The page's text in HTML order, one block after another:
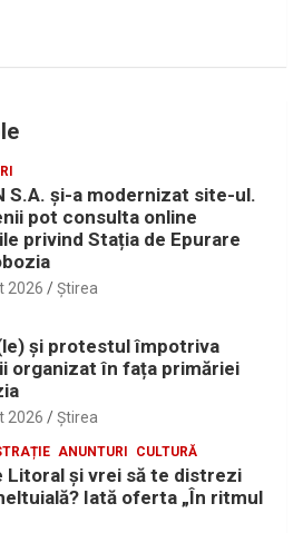
S.A. și-a modernizat site-ul.
pot consulta online
privind Stația de Epurare
2026 Ştirea
și protestul împotriva
organizat în fața primăriei
2026 Ştirea
ANUNTURI CULTURĂ
Litoral şi vrei să te distrezi
Iată oferta „În ritmul